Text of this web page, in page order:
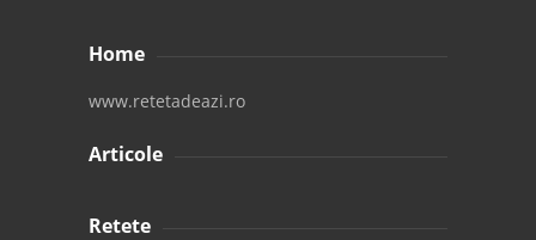
Home
www.retetadeazi.ro
Articole
Retete